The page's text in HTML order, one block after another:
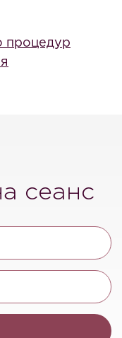
процедур
сеанс